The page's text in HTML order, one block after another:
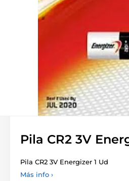
Pila CR2 3V
Pila CR2 3V Energizer 1 Ud
Más info ›